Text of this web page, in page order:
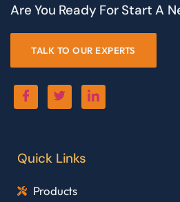
Are You Ready For Start A
TALK TO OUR EXPERTS
Quick Links
Products